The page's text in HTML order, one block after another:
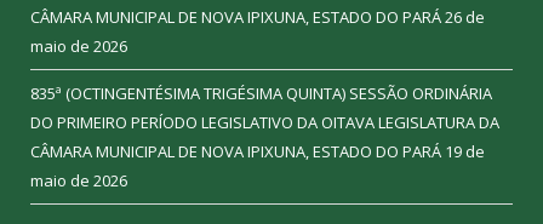
CÂMARA MUNICIPAL DE NOVA IPIXUNA, ESTADO DO PARÁ26 de
maio de 2026
835ª (OCTINGENTÉSIMA TRIGÉSIMA QUINTA) SESSÃO ORDINÁRIA
DO PRIMEIRO PERÍODO LEGISLATIVO DA OITAVA LEGISLATURA DA
CÂMARA MUNICIPAL DE NOVA IPIXUNA, ESTADO DO PARÁ 19 de
maio de 2026